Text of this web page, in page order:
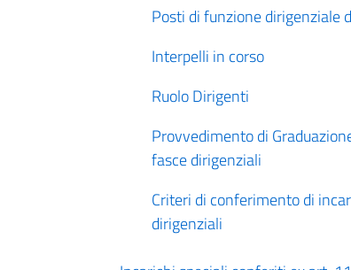
Posti di funzione dirigenziale
Interpelli in corso
Ruolo Dirigenti
Provvedimento di
fasce dirigenziali
Criteri di conferimento di
dirigenziali